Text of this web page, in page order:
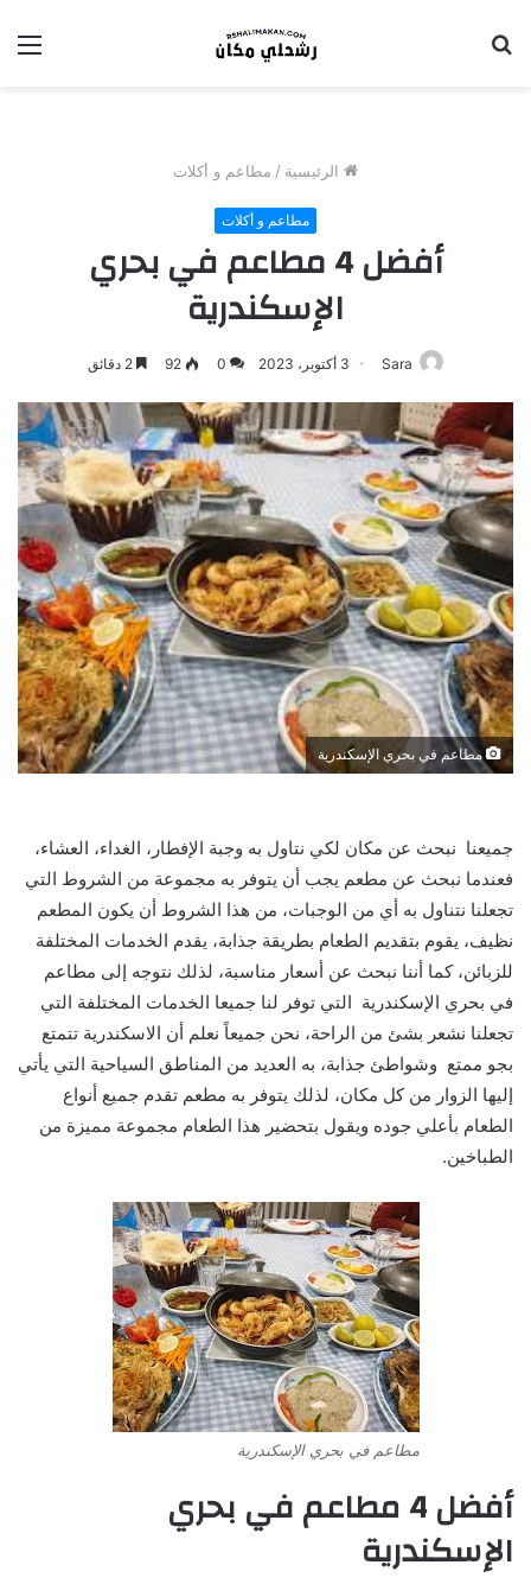
الرئيسية / مطاعم و أكلات
مطاعم و أكلات
أفضل 4 مطاعم في بحري
الإسكندرية
Sara 3 أكتوبر، 2023 0
92
مطاعم في بحري الإسكندرية
جميعنا نبحث عن مكان لكي نتاول به وجبة الإفطار، الغداء، العشاء،
فعندما نبحث عن مطعم يجب أن يتوفر به مجموعة من الشروط التي
تجعلنا نتناول به أي من الوجبات، من هذا الشروط أن يكون المطعم
نظيف، يقوم بتقديم الطعام بطريقة جذابة، يقدم الخدمات المختلفة
للزبائن، كما أننا نبحث عن أسعار مناسبة، لذلك نتوجه إلى مطاعم
في بحري الإسكندرية التي توفر لنا جميعا الخدمات المختلفة التي
تجعلنا نشعر بشئ من الراحة، نحن جميعاً نعلم أن الاسكندرية تتمتع
بجو ممتع وشواطئ جذابة، به العديد من المناطق السياحية التي يأتي
إليها الزوار من كل مكان، لذلك يتوفر به مطعم تقدم جميع أنواع
الطعام بأعلي جوده ويقول بتحضير هذا الطعام مجموعة مميزة من
الطباخين.
مطاعم في بحري الإسكندرية
أفضل 4 مطاعم في بحري
الإسكندرية